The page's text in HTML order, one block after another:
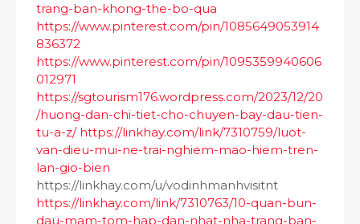
trang-ban-khong-the-bo-qua
https://www.pinterest.com/pin/1085649053914
836372
https://www.pinterest.com/pin/1095359940606
012971
https://sgtourism176.wordpress.com/2023/12/20
/huong-dan-chi-tiet-cho-chuyen-bay-dau-tien-
tu-a-z/ https://linkhay.com/link/7310759/luot-
van-dieu-mui-ne-trai-nghiem-mao-hiem-tren-
lan-gio-bien
https://linkhay.com/u/vodinhmanhvisitnt
https://linkhay.com/link/7310763/10-quan-bun-
dau-mam-tom-hap-dan-nhat-nha-trang-ban-